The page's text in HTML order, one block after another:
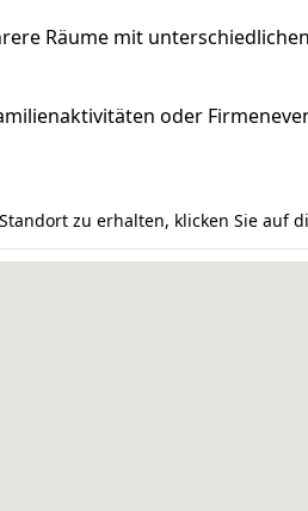
Räume mit
oder
zu erhalten, klicken Sie auf